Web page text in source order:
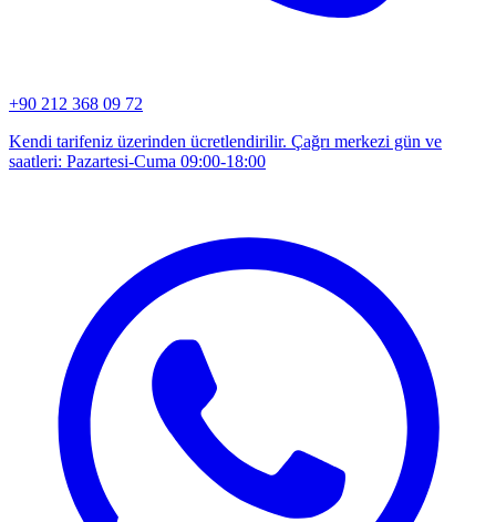
+90 212 368 09 72
Kendi tarifeniz üzerinden ücretlendirilir. Çağrı merkezi gün ve
saatleri: Pazartesi-Cuma 09:00-18:00